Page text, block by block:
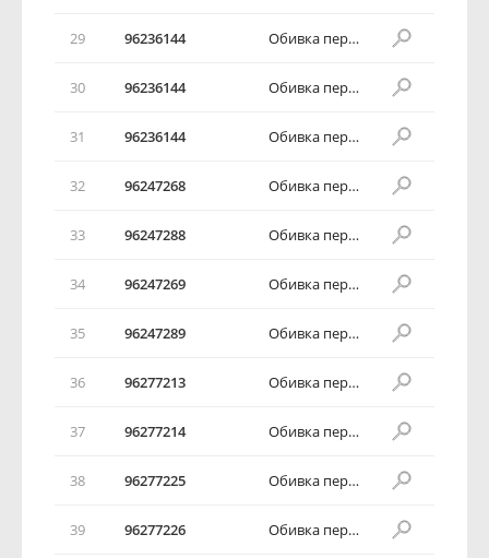
29 96236144 Обивка передней двери в сборе
30 96236144 Обивка передней двери в сборе
31 96236144 Обивка передней двери в сборе
32 96247268 Обивка передней двери в сборе
33 96247288 Обивка передней двери в сборе
34 96247269 Обивка передней двери в сборе
35 96247289 Обивка передней двери в сборе
36 96277213 Обивка передней двери в сборе
37 96277214 Обивка передней двери в сборе
38 96277225 Обивка передней двери в сборе
39 96277226 Обивка передней двери в сборе